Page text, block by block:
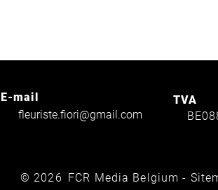
E-mail
fleuriste.fiori@gmail.com
TVA
© 2026 FCR Media Belgium -